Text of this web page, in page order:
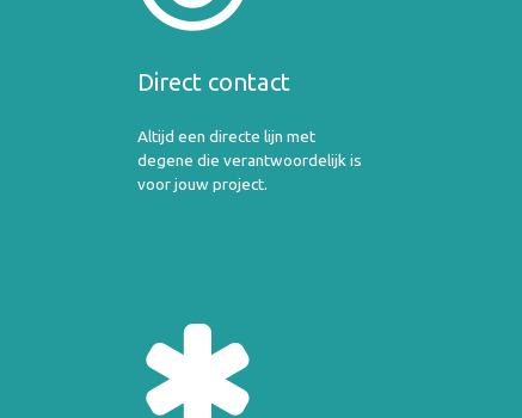
Direct contact
Altijd een directe lijn met
degene die verantwoordelijk is
voor jouw project.